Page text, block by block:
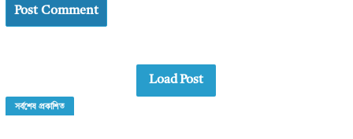
Load Post
সর্বশেষ প্রকাশিত